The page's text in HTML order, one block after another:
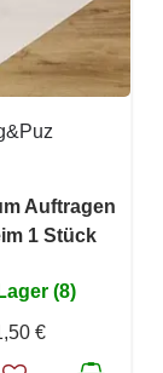
Auftragen
1 Stück
(8)
€